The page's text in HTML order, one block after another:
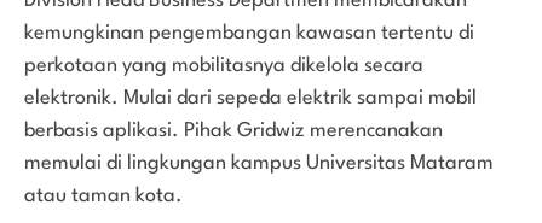
kemungkinan pengembangan kawasan tertentu di
perkotaan yang mobilitasnya dikelola secara
elektronik. Mulai dari sepeda elektrik sampai mobil
berbasis aplikasi. Pihak Gridwiz merencanakan
memulai di lingkungan kampus Universitas Mataram
atau taman kota.